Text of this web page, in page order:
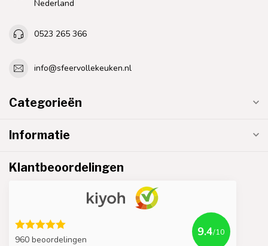
Nederland
0523 265 366
info@sfeervollekeuken.nl
Categorieën
Informatie
Klantbeoordelingen
960 beoordelingen
9.4/10